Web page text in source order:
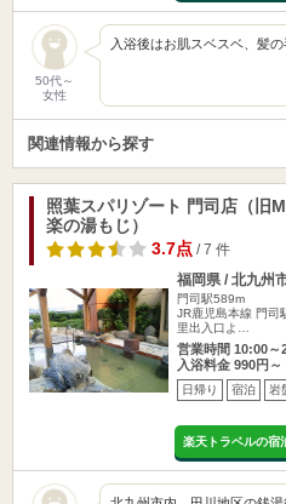
50代～
女性
入浴後はお肌スベスベ、髪
関連情報から探す
照葉スパリゾート 門司店（旧
楽の湯もじ）
3.7点 / 7 件
福岡県 / 北九州
門司駅589m
JR鹿児島本線 門司
里出入口よ…
営業時間 10:00～
入浴料金 990円～
日帰り 宿泊 岩
楽天トラベルの宿